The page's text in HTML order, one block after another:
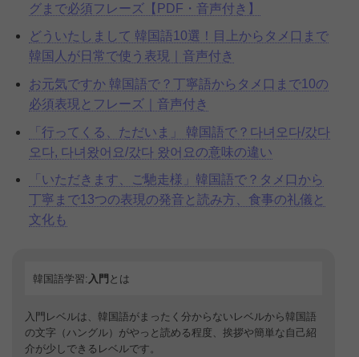
グまで必須フレーズ【PDF・音声付き】
どういたしまして 韓国語10選！目上からタメ口まで
韓国人が日常で使う表現｜音声付き
お元気ですか 韓国語で？丁寧語からタメ口まで10の
必須表現とフレーズ｜音声付き
「行ってくる、ただいま」 韓国語で？다녀오다/갔다
오다, 다녀왔어요/갔다 왔어요の意味の違い
「いただきます、ご馳走様」韓国語で？タメ口から
丁寧まで13つの表現の発音と読み方、食事の礼儀と
文化も
韓国語学習: 入門 とは
入門レベルは、韓国語がまったく分からないレベルから韓国語
の文字（ハングル）がやっと読める程度、挨拶や簡単な自己紹
介が少しできるレベルです。